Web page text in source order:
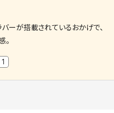
ーが搭載されているおかげで、
。
1